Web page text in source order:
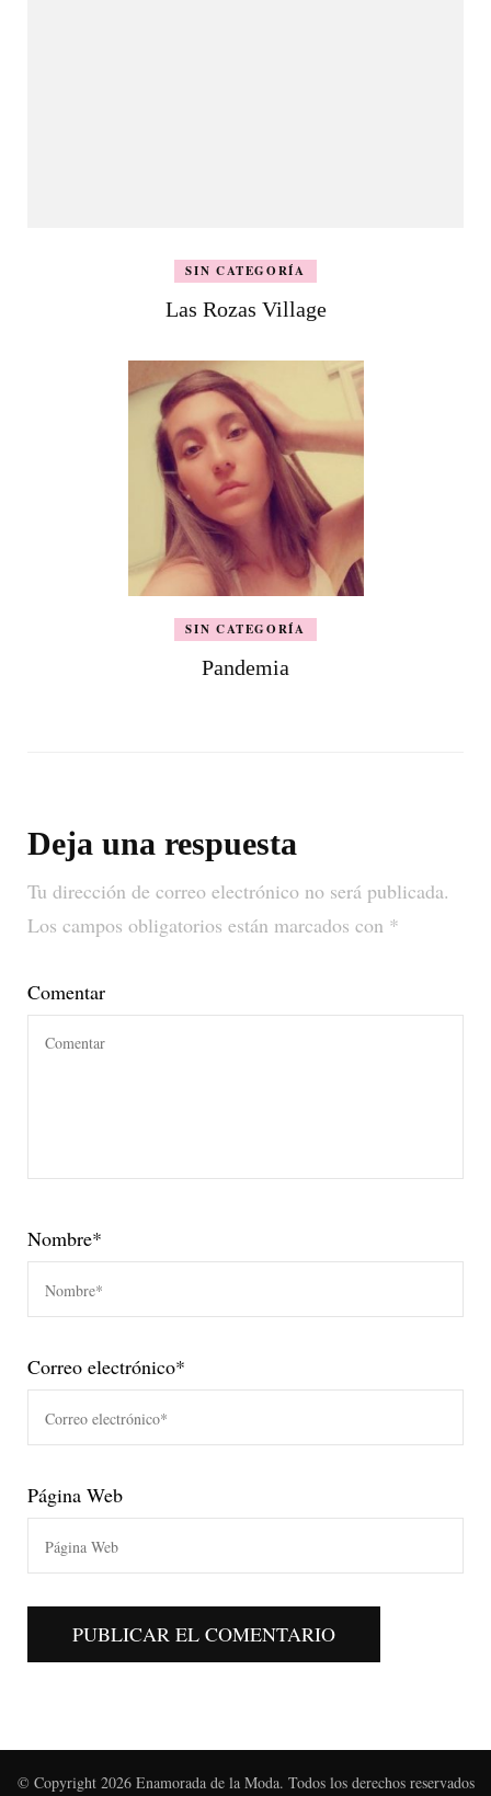
SIN CATEGORÍA
Las Rozas Village
SIN CATEGORÍA
Pandemia
Deja una respuesta
Tu dirección de correo electrónico no será publicada.
Los campos obligatorios están marcados con *
Comentar
Nombre*
Correo electrónico*
Página Web
© Copyright 2026 Enamorada de la Moda. Todos los derechos reservados